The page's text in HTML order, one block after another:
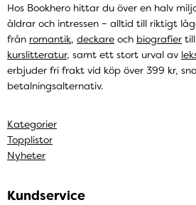
Hos Bookhero hittar du över en halv
åldrar och intressen – alltid till riktigt
från romantik, deckare och biografier till
kurslitteratur, samt ett stort urval av
erbjuder fri frakt vid köp över 399 kr,
betalningsalternativ.
Kategorier
Topplistor
Nyheter
Kundservice